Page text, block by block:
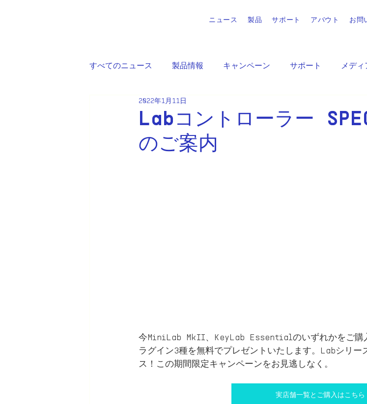
ニュース 製品 サポート アバウト お問
すべてのニュース 製品情報 キャンペーン サポート メディ
Labコントローラー
のご案内
2022年1月11日
今MiniLab MkII、KeyLab Essentialのいずれかをご購
ラグイン3種を無料でプレゼントいたします。Labシリー
ス！この期間限定キャンペーンをお見逃しなく。
実店舗一覧とご購入はこちら